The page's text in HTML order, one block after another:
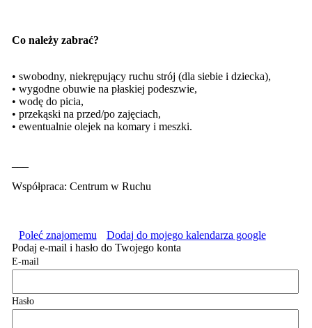
Co należy zabrać?
• swobodny, niekrępujący ruchu strój (dla siebie i dziecka),
• wygodne obuwie na płaskiej podeszwie,
• wodę do picia,
• przekąski na przed/po zajęciach,
• ewentualnie olejek na komary i meszki.
Współpraca: Centrum w Ruchu
Poleć znajomemu
Dodaj do mojego kalendarza google
Podaj e-mail i hasło do Twojego konta
E-mail
Hasło